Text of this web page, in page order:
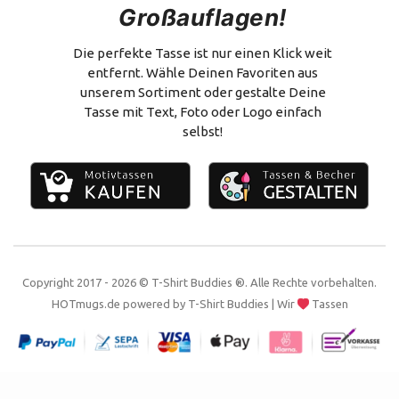
Alles zum Selbstgestalten
Versand & Zahlung
Vertrag widerrufen
Großauflagen!
Die perfekte Tasse ist nur einen Klick weit
entfernt. Wähle Deinen Favoriten aus
unserem Sortiment oder gestalte Deine
Tasse mit Text, Foto oder Logo einfach
selbst!
Copyright 2017 - 2026 © T-Shirt Buddies ®. Alle Rechte vorbehalten.
HOTmugs.de powered by T-Shirt Buddies | Wir Tassen